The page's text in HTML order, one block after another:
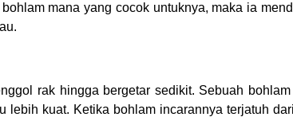
mana yang cocok untuknya, maka ia
rak hingga bergetar sedikit. Sebuah
kuat. Ketika bohlam incarannya terjatuh